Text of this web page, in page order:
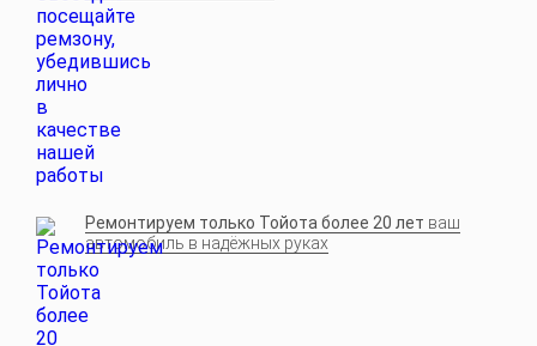
Ремонтируем только Тойота более 20 лет ваш
автомобиль в надёжных руках